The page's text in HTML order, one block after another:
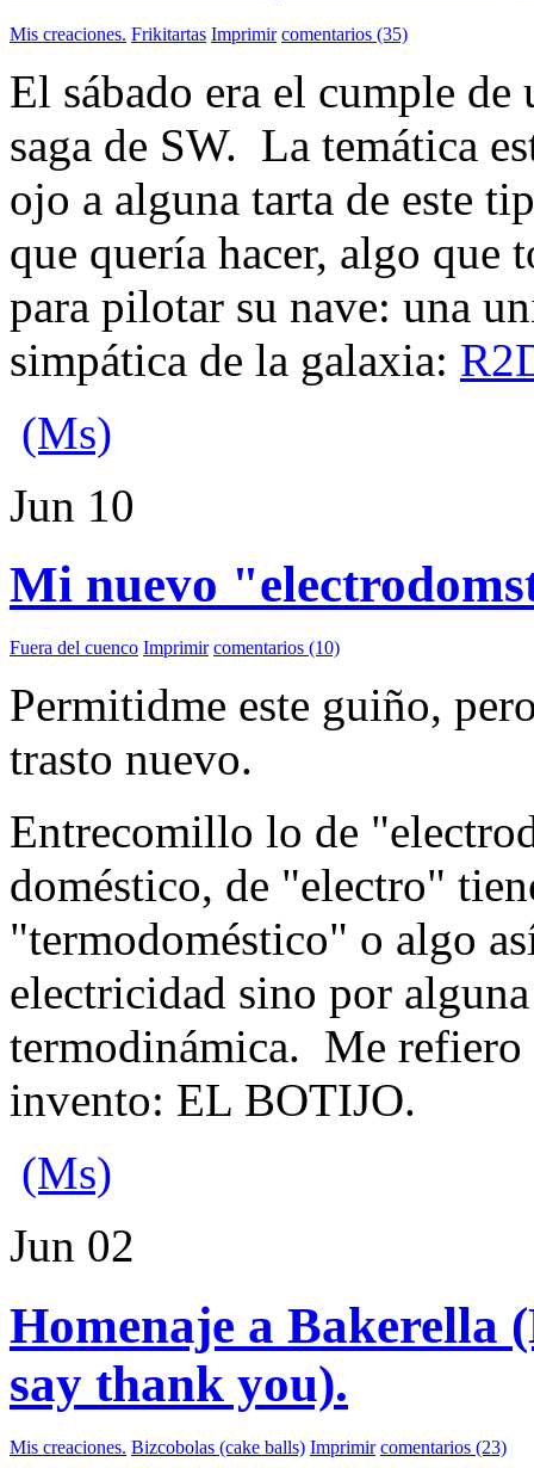
Mis creaciones. Frikitartas Imprimir comentarios (35)
El sábado era el cumple
saga de SW. La temática
ojo a alguna tarta de este
que quería hacer, algo
para pilotar su nave: una
simpática de la galaxia:
(Ms)
Jun 10
Mi nuevo
Fuera del cuenco Imprimir comentarios (10)
Permitidme este guiño,
trasto nuevo.
Entrecomillo lo de
doméstico, de "electro"
"termodoméstico" o algo
electricidad sino por
termodinámica. Me refiero
invento: EL BOTIJO.
(Ms)
Jun 02
Homenaje a Bakerella
say thank you).
Mis creaciones. Bizcobolas (cake balls) Imprimir comentarios (23)